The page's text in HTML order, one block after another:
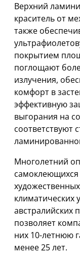
Верхний
краситель от
также
покрытием
поглощают
излучения,
комфорт в
эффективную
выгорания на
соответствуют
Многолетний
климатических
австралийских
позволяет
них 10-летнюю
менее 25 лет.